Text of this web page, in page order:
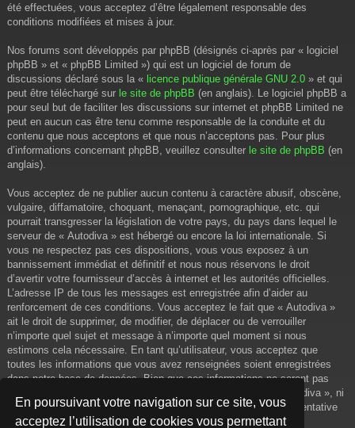
En poursuivant votre navigation sur ce site, vous
acceptez l’utilisation de cookies vous permettant
été effectuées, vous acceptez d’être légalement responsable des
conditions modifiées et mises à jour.
Nos forums sont développés par phpBB (désignés ci-après par « logiciel
phpBB » et « phpBB Limited ») qui est un logiciel de forum de
discussions déclaré sous la « licence publique générale GNU 2.0 » et qui
peut être téléchargé sur le site de phpBB (en anglais). Le logiciel phpBB a
pour seul but de faciliter les discussions sur internet et phpBB Limited ne
peut en aucun cas être tenu comme responsable de la conduite et du
contenu que nous acceptons et que nous n’acceptons pas. Pour plus
d’informations concernant phpBB, veuillez consulter le site de phpBB (en
anglais).
Vous acceptez de ne publier aucun contenu à caractère abusif, obscène,
vulgaire, diffamatoire, choquant, menaçant, pornographique, etc. qui
pourrait transgresser la législation de votre pays, du pays dans lequel le
serveur de « Autodiva » est hébergé ou encore la loi internationale. Si
vous ne respectez pas ces dispositions, vous vous exposez à un
bannissement immédiat et définitif et nous nous réservons le droit
d’avertir votre fournisseur d’accès à internet et les autorités officielles.
L’adresse IP de tous les messages est enregistrée afin d’aider au
renforcement de ces conditions. Vous acceptez le fait que « Autodiva »
ait le droit de supprimer, de modifier, de déplacer ou de verrouiller
n’importe quel sujet et message à n’importe quel moment si nous
estimons cela nécessaire. En tant qu’utilisateur, vous acceptez que
toutes les informations que vous avez renseignées soient enregistrées
dans notre base de données. Bien que ces informations ne seront pas
diffusées à une tierce partie sans votre consentement, ni « Autodiva », ni
phpBB, ne pourront être tenus comme responsables en cas de tentative
de piratage informatique visant à compromettre vos données.